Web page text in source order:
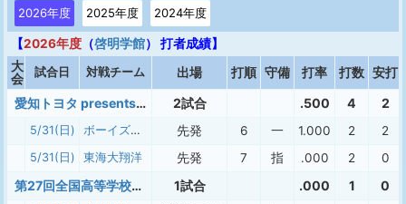
2026年度 2025年度 2024年度
【2026年度 （啓明学館） 打者成績】
大
会
試合日 対戦チーム 出場 打順 守備 打率 打数 安打
愛知トヨタ presents 第2回 中日ドラゴンズ クイーンズカップ 2026 2試合 .500 4 2
5/31(日) ボーイズリーグ中日本女子選抜チーム 先発 6 一 1.000 2 2
5/31(日) 東海大翔洋 先発 7 指 .000 2 0
第27回全国高等学校女子硬式野球選抜大会 1試合 .000 1 0